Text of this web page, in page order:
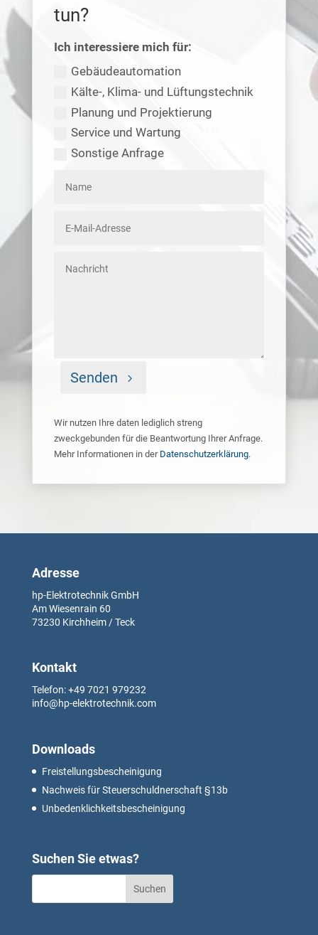
tun?
Ich interessiere mich für:
Gebäudeautomation
Kälte-, Klima- und Lüftungstechnik
Planung und Projektierung
Service und Wartung
Sonstige Anfrage
Senden
Wir nutzen Ihre daten lediglich streng
zweckgebunden für die Beantwortung Ihrer Anfrage.
Mehr Informationen in der Datenschutzerklärung.
Adresse
hp-Elektrotechnik GmbH
Am Wiesenrain 60
73230 Kirchheim / Teck
Kontakt
Telefon: +49 7021 979232
info@hp-elektrotechnik.com
Downloads
Freistellungsbescheinigung
Nachweis für Steuerschuldnerschaft §13b
Unbedenklichkeitsbescheinigung
Suchen Sie etwas?